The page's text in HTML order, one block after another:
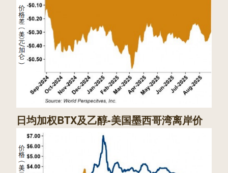
日均加权BTX及乙醇-美国墨西哥湾离岸价